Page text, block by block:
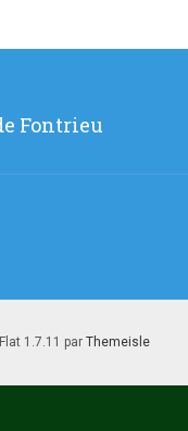
Fontrieu
1.7.11 par Themeisle